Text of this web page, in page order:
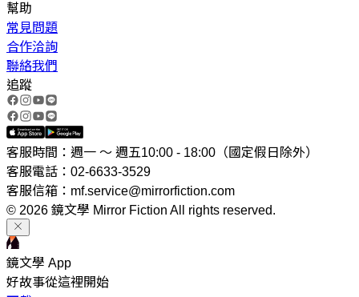
幫助
常見問題
合作洽詢
聯絡我們
追蹤
客服時間：週一 ～ 週五10:00 - 18:00（國定假日除外）
客服電話：02-6633-3529
客服信箱：mf.service@mirrorfiction.com
© 2026 鏡文學 Mirror Fiction All rights reserved.
鏡文學 App
好故事從這裡開始